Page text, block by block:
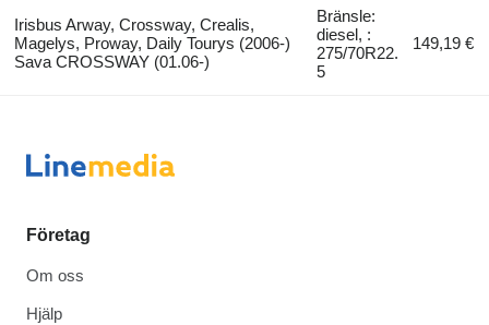
Irisbus Arway, Crossway, Crealis,
Magelys, Proway, Daily Tourys (2006-)
Sava CROSSWAY (01.06-)
Bränsle:
diesel, :
275/70R22.
5
149,19 €
Företag
Om oss
Hjälp